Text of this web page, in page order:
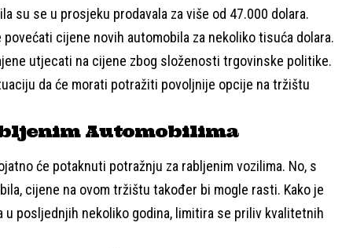
su se u prosjeku prodavala za više od 47.000 dolara.
cijene novih automobila za nekoliko tisuća dolara.
utjecati na cijene zbog složenosti trgovinske politike.
da će morati potražiti povoljnije opcije na tržištu
Automobilima
će potaknuti potražnju za rabljenim vozilima. No, s
cijene na ovom tržištu također bi mogle rasti. Kako je
u posljednjih nekoliko godina, limitira se priliv kvalitetnih